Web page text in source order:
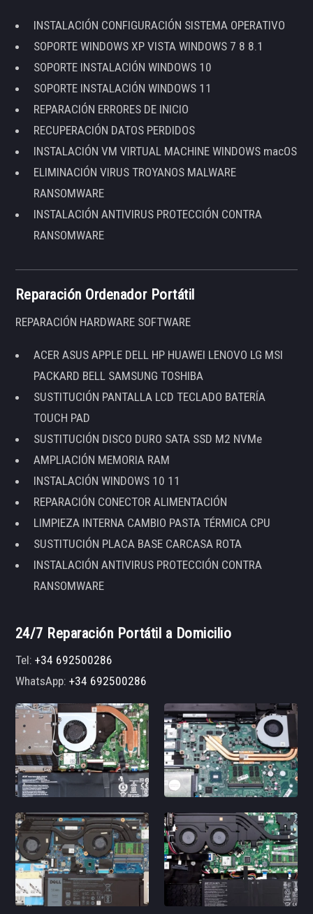
INSTALACIÓN CONFIGURACIÓN SISTEMA OPERATIVO
SOPORTE WINDOWS XP VISTA WINDOWS 7 8 8.1
SOPORTE INSTALACIÓN WINDOWS 10
SOPORTE INSTALACIÓN WINDOWS 11
REPARACIÓN ERRORES DE INICIO
RECUPERACIÓN DATOS PERDIDOS
INSTALACIÓN VM VIRTUAL MACHINE WINDOWS macOS
ELIMINACIÓN VIRUS TROYANOS MALWARE
RANSOMWARE
INSTALACIÓN ANTIVIRUS PROTECCIÓN CONTRA
RANSOMWARE
Reparación Ordenador Portátil
REPARACIÓN HARDWARE SOFTWARE
ACER ASUS APPLE DELL HP HUAWEI LENOVO LG MSI
PACKARD BELL SAMSUNG TOSHIBA
SUSTITUCIÓN PANTALLA LCD TECLADO BATERÍA
TOUCH PAD
SUSTITUCIÓN DISCO DURO SATA SSD M2 NVMe
AMPLIACIÓN MEMORIA RAM
INSTALACIÓN WINDOWS 10 11
REPARACIÓN CONECTOR ALIMENTACIÓN
LIMPIEZA INTERNA CAMBIO PASTA TÉRMICA CPU
SUSTITUCIÓN PLACA BASE CARCASA ROTA
INSTALACIÓN ANTIVIRUS PROTECCIÓN CONTRA
RANSOMWARE
24/7 Reparación Portátil a Domicilio
Tel:+34 692500286
WhatsApp:+34 692500286